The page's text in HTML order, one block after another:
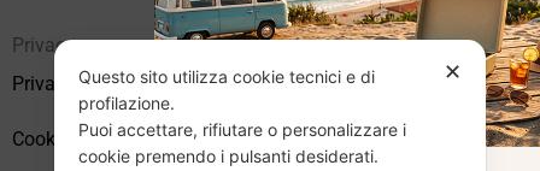
Privacy
Privacy Policy
Cookie Policy (UE)
✕
Questo sito utilizza cookie tecnici e di
profilazione.
Puoi accettare, rifiutare o personalizzare i
cookie premendo i pulsanti desiderati.